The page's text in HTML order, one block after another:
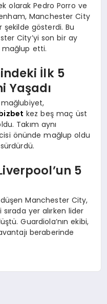
olarak Pedro Porro ve
Manchester City
şekilde gösterdi. Bu
City’yi son bir ay
mağlup etti.
İlk 5
Yaşadı
mağlubiyet,
kez beş maç üst
Takım aynı
önünde mağlup oldu
5
Manchester City,
yer alırken lider
Guardiola’nın ekibi,
beraberinde